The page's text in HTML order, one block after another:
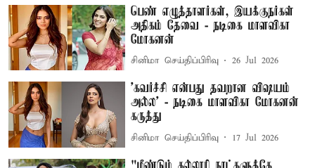
பெண் எழுத்தாளர்கள், இயக்குநர்கள்
அதிகம் தேவை - நடிகை மாளவிகா
மோகனன்
சினிமா செய்திப்பிரிவு 26 Jul 2026
'கவர்ச்சி என்பது தவறான விஷயம்
அல்ல' - நடிகை மாளவிகா மோகனன்
கருத்து
சினிமா செய்திப்பிரிவு 17 Jul 2026